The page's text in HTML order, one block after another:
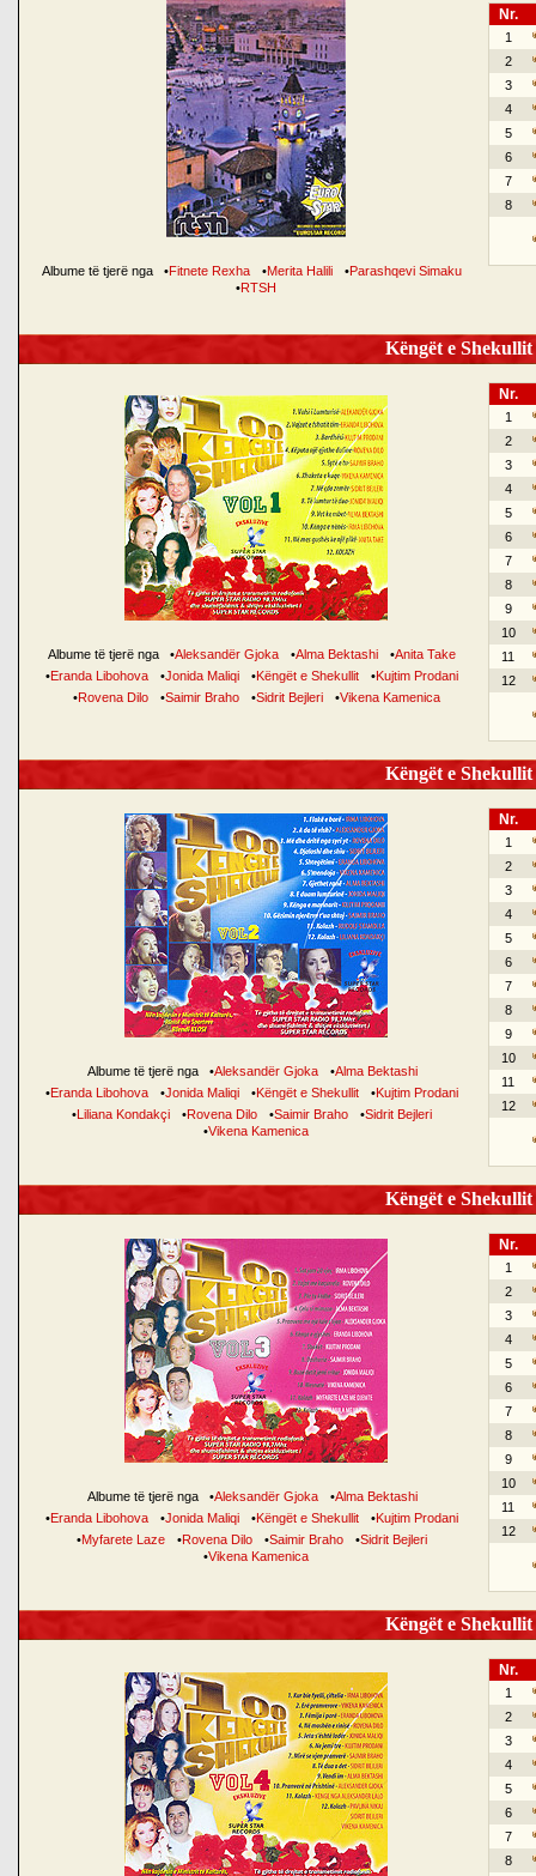
Albume të tjerë nga •Fitnete Rexha •Merita Halili •Parashqevi Simaku
•RTSH
Nr.
1
2
3
4
5
6
7
8
Këngët e
Albume të tjerë nga •Aleksandër Gjoka •Alma Bektashi •Anita Take
•Eranda Libohova •Jonida Maliqi •Këngët e Shekullit •Kujtim Prodani
•Rovena Dilo •Saimir Braho •Sidrit Bejleri •Vikena Kamenica
Nr.
1
2
3
4
5
6
7
8
9
10
11
12
Këngët e
Albume të tjerë nga •Aleksandër Gjoka •Alma Bektashi
•Eranda Libohova •Jonida Maliqi •Këngët e Shekullit •Kujtim Prodani
•Liliana Kondakçi •Rovena Dilo •Saimir Braho •Sidrit Bejleri
•Vikena Kamenica
Nr.
1
2
3
4
5
6
7
8
9
10
11
12
Këngët e
Albume të tjerë nga •Aleksandër Gjoka •Alma Bektashi
•Eranda Libohova •Jonida Maliqi •Këngët e Shekullit •Kujtim Prodani
•Myfarete Laze •Rovena Dilo •Saimir Braho •Sidrit Bejleri
•Vikena Kamenica
Nr.
1
2
3
4
5
6
7
8
9
10
11
12
Këngët e
Nr.
1
2
3
4
5
6
7
8